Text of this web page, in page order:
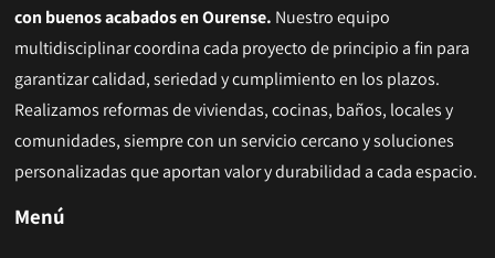
con buenos acabados en Ourense. Nuestro equipo
multidisciplinar coordina cada proyecto de principio a fin para
garantizar calidad, seriedad y cumplimiento en los plazos.
Realizamos reformas de viviendas, cocinas, baños, locales y
comunidades, siempre con un servicio cercano y soluciones
personalizadas que aportan valor y durabilidad a cada espacio.
Menú